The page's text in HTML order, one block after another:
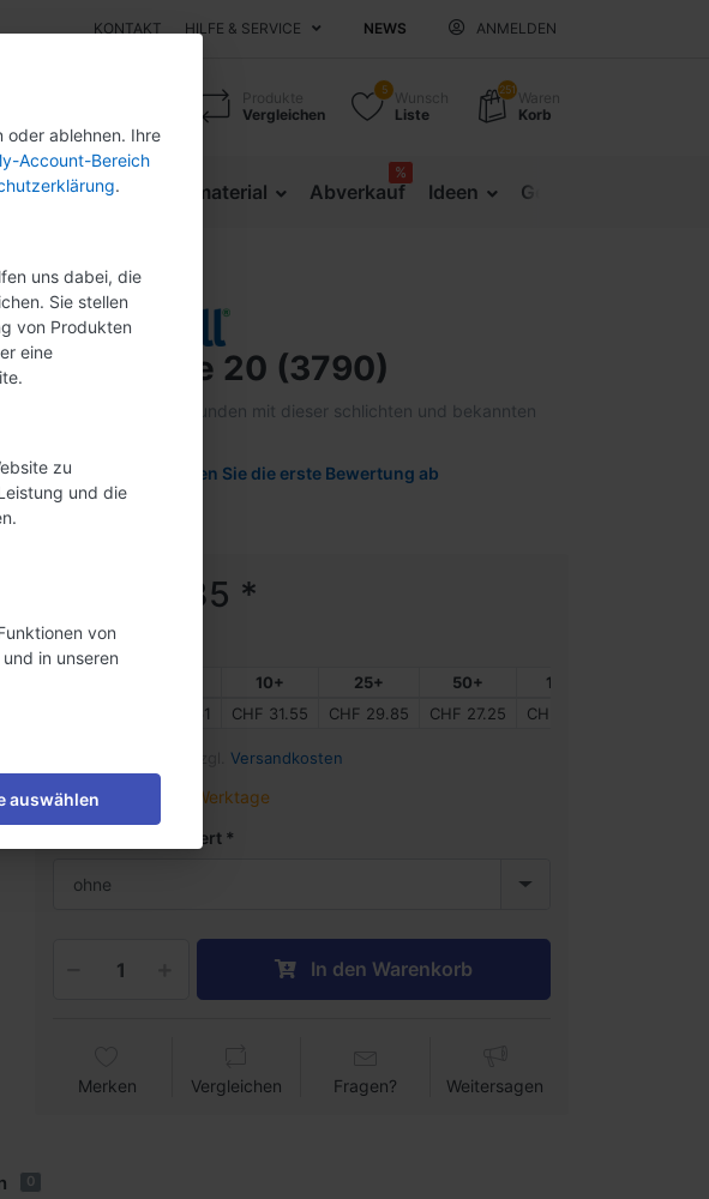
KONTAKT HILFE & SERVICE NEWS ANMELDEN
Produkte
Vergleichen
5
Wunsch
Liste
251
Waren
Korb
Display Messematerial Abverkauf
%
Ideen
(3790)
Bodenurne 20 (3790)
Begeistern Sie Ihre Kunden mit dieser schlichten und bekannten
Geben Sie die erste Bewertung ab
CHF 43.35 *
Staffelpreise
10+ 25+ 50+ 100+
CHF 37.61 CHF 31.55 CHF 29.85 CHF 27.25 CHF 22.79
Versandkosten
Lieferzeit:
2-5 Werktage
Flyerhalter integriert
ohne
In den Warenkorb
Merken Vergleichen Fragen? Weitersagen
0
oder ablehnen. Ihre
Account-Bereich
.
uns dabei, die
Sie stellen
von Produkten
eine
zu
und die
von
in unseren
auswählen